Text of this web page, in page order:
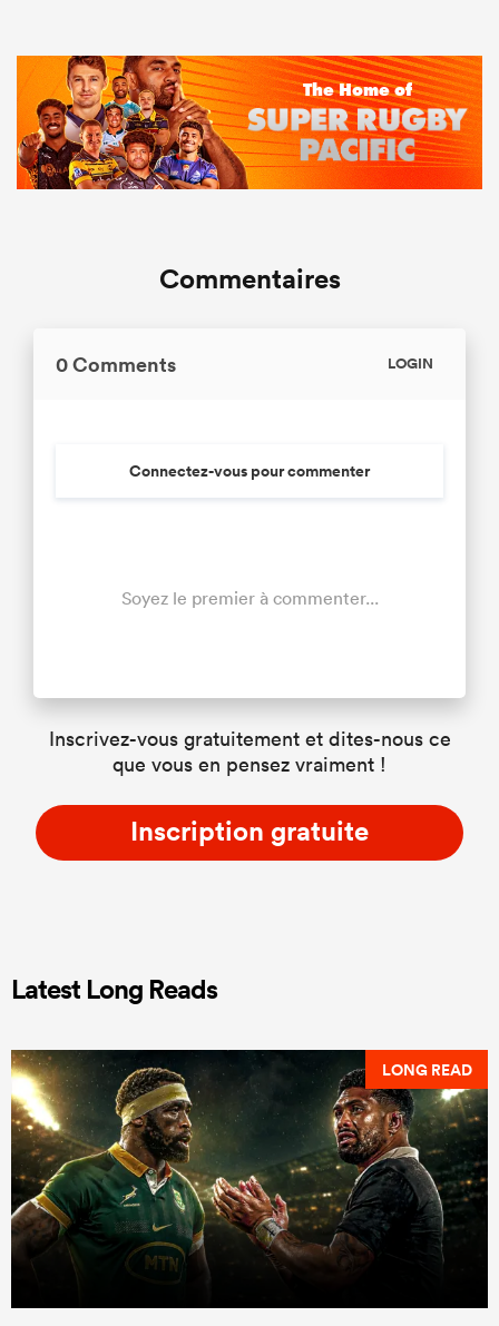
Commentaires
0 Comments LOGIN
Connectez-vous pour commenter
Soyez le premier à commenter...
Inscrivez-vous gratuitement et dites-nous ce
que vous en pensez vraiment !
Inscription gratuite
Latest Long Reads
LONG READ